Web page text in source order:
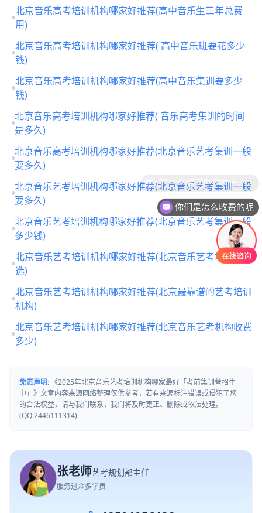
北京音乐高考培训机构哪家好推荐(高中音乐生三年总费
用)
北京音乐高考培训机构哪家好推荐( 高中音乐班要花多少
钱)
北京音乐高考培训机构哪家好推荐(高中音乐集训要多少
钱)
北京音乐高考培训机构哪家好推荐( 音乐高考集训的时间
是多久)
北京音乐高考培训机构哪家好推荐(北京音乐艺考集训一般
要多久)
北京音乐艺考培训机构哪家好推荐(北京音乐艺考集训一般
要多久)
北京音乐艺考培训机构哪家好推荐(北京音乐艺考集训一般
多少钱)
北京音乐艺考培训机构哪家好推荐(北京音乐艺考培训怎么
选)
北京音乐艺考培训机构哪家好推荐(北京最靠谱的艺考培训
机构)
北京音乐艺考培训机构哪家好推荐(北京音乐艺考机构收费
多少)
免责声明: 《2025年北京音乐艺考培训机构哪家最好「考前集训营招生
中」》文章内容来源网络整理仅供参考，若有来源标注错误或侵犯了您
的合法权益，请与我们联系，我们将及时更正、删除或依法处理。
(QQ:2446111314)
张老师艺考规划部主任
服务过众多学员
你们是怎么收费的呢